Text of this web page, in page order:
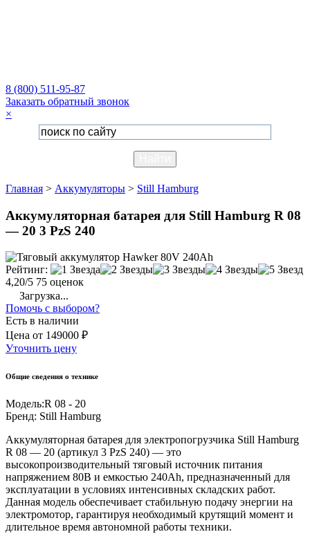
8 (800) 511-95-87
Заказать обратный звонок
×
Главная > Аккумуляторы > Still Hamburg
Аккумуляторная батарея для Still Hamburg R 08
— 20 3 PzS 240
Рейтинг:
4,20/5 75 оценок
Загрузка...
Помочь с выбором?
Есть в наличии
Цена от 149000 ₽
Уточнить цену
Общие сведения о технике
Модель:R 08 - 20
Бренд: Still Hamburg
Аккумуляторная батарея для электропогрузчика Still Hamburg
R 08 — 20 (артикул 3 PzS 240) — это
высокопроизводительный тяговый источник питания
напряжением 80В и емкостью 240Ah, предназначенный для
эксплуатации в условиях интенсивных складских работ.
Данная модель обеспечивает стабильную подачу энергии на
электромотор, гарантируя необходимый крутящий момент и
длительное время автономной работы техники.